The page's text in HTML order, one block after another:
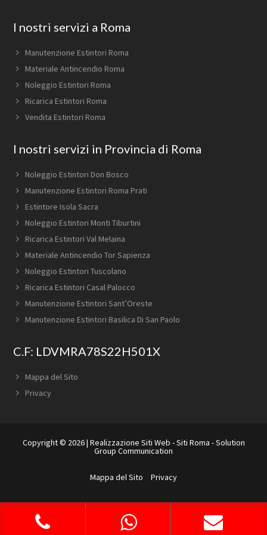
Footer
I nostri servizi a Roma
Manutenzione Estintori Roma
Materiale Antincendio Roma
Noleggio Estintori Roma
Ricarica Estintori Roma
Vendita Estintori Roma
I nostri servizi in Provincia di Roma
Noleggio Estintori Don Bosco
Manutenzione Estintori Roma Prati
Estintore Isola Sacra
Noleggio Estintori Monti Tiburtini
Ricarica Estintori Val Melaina
Materiale Antincendio Tor Sapienza
Noleggio Estintori Tuscolano
Ricarica Estintori Casal Palocco
Manutenzione Estintori Sant’Oreste
Manutenzione Estintori Basilica Di San Paolo
C.F: LDVMRA78S22H501X
Mappa del Sito
Privacy
Copyright © 2026 | Realizzazione Siti Web -Siti Roma -Solution
Group Communication
Mappa del Sito Privacy